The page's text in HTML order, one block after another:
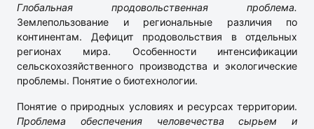
Глобальная продовольственная проблема.
Землепользование и региональные различия по
континентам. Дефицит продовольствия в отдельных
регионах мира. Особенности интенсификации
сельскохозяйственного производства и экологические
проблемы. Понятие о биотехнологии.
Понятие о природных условиях и ресурсах территории.
Проблема обеспечения человечества сырьем и